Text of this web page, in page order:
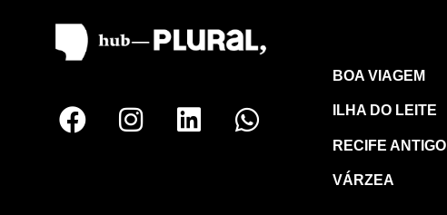
BOA VIAGEM
ILHA DO LEITE
RECIFE ANTIGO
VÁRZEA